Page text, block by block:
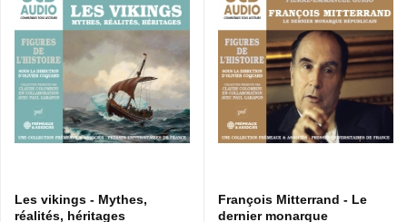
Les vikings - Mythes,
réalités, héritages
François Mitterrand - Le
dernier monarque